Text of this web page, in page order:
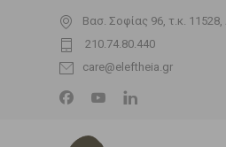
Βασ. Σοφίας 96, τ.κ.
210.74.80.440
care@eleftheia.gr